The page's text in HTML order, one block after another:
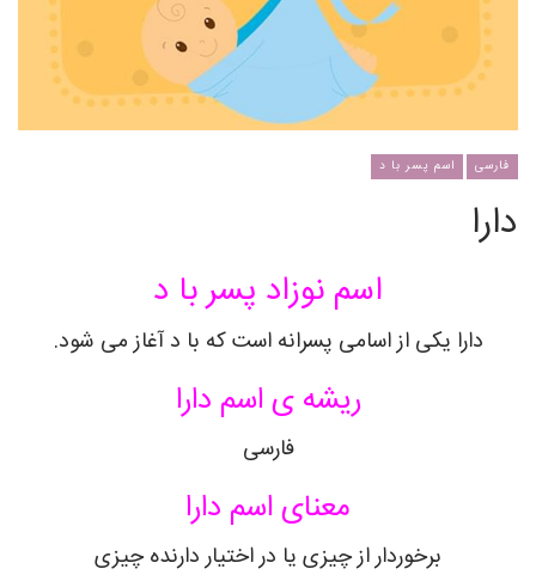
فارسی اسم پسر با د
دارا
اسم نوزاد پسر با د
دارا یکی از اسامی پسرانه است که با د آغاز می شود.
ریشه ی اسم دارا
فارسی
معنای اسم دارا
برخوردار از چیزی یا در اختیار دارنده چیزی